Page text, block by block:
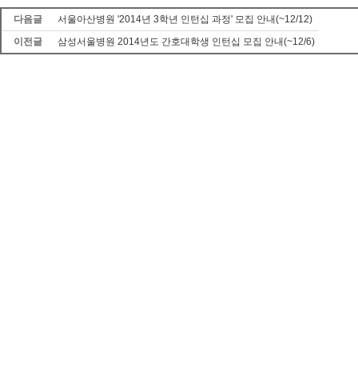
다음글
서울아산병원 '2014년 3학년 인턴십 과정' 모집 안내(~12/12)
이전글
삼성서울병원 2014년도 간호대학생 인턴십 모집 안내(~12/6)